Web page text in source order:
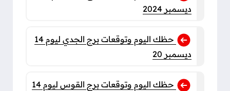
ديسمبر 2024
حظك اليوم وتوقعات برج الجدي ليوم 14
ديسمبر 20
حظك اليوم وتوقعات برج القوس ليوم 14